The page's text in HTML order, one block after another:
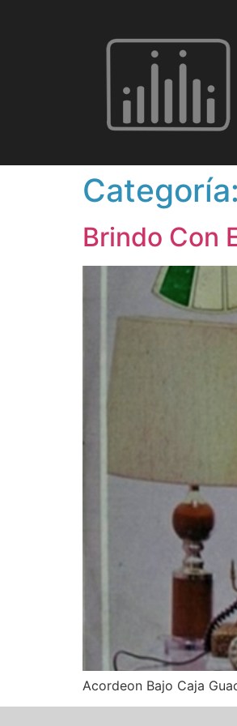
Categoría:
Brindo Con
Acordeon Bajo Caja